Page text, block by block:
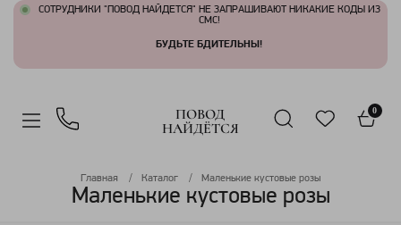
СОТРУДНИКИ "ПОВОД НАЙДЕТСЯ" НЕ ЗАПРАШИВАЮТ НИКАКИЕ КОДЫ ИЗ
СМС!
БУДЬТЕ БДИТЕЛЬНЫ!
ПОВОД
НАЙДЁТСЯ
0
Главная Каталог Маленькие кустовые розы
Маленькие кустовые розы